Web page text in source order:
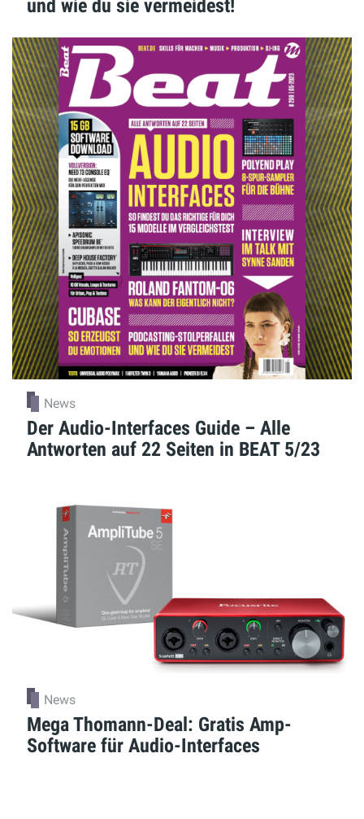
und wie du sie vermeidest!
News
Der Audio-Interfaces Guide – Alle
Antworten auf 22 Seiten in BEAT 5/23
News
Mega Thomann-Deal: Gratis Amp-
Software für Audio-Interfaces